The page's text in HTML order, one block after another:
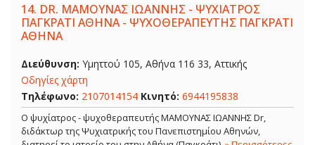
14. DR. ΜΑΜΟΥΝΑΣ ΙΩΑΝΝΗΣ - ΨΥΧΙΑΤΡΟΣ
ΠΑΓΚΡΑΤΙ ΑΘΗΝΑ - ΨΥΧΟΘΕΡΑΠΕΥΤΗΣ ΠΑΓΚΡΑΤΙ
ΑΘΗΝΑ
Διεύθυνση: Υμηττού 105, Αθήνα 116 33, Αττικής
Οδηγίες χάρτη
Τηλέφωνο: 2107014154 Κινητό: 6944195838
Ο ψυχίατρος - ψυχοθεραπευτής ΜΑΜΟΥΝΑΣ ΙΩΑΝΝΗΣ Dr,
διδάκτωρ της Ψυχιατρικής του Πανεπιστημίου Αθηνών,